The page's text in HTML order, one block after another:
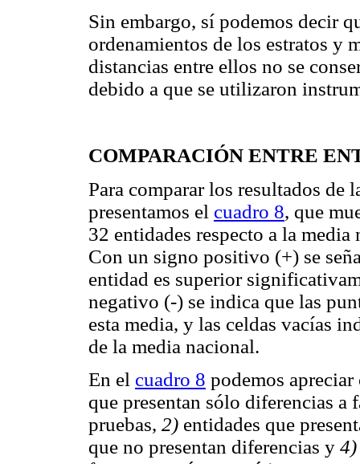
Sin embargo, sí podemos decir
ordenamientos de los estratos y
distancias entre ellos no se
debido a que se utilizaron
COMPARACIÓN ENTRE
Para comparar los resultados de
presentamos el cuadro 8, que
32 entidades respecto a la
Con un signo positivo (+) se
entidad es superior
negativo (-) se indica que las
esta media, y las celdas vacías
de la media nacional.
En el cuadro 8 podemos
que presentan sólo diferencias a
pruebas, 2) entidades que
que no presentan diferencias y 4)